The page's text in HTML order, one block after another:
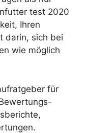
test 2020
Ihren
darin, sich bei
wie möglich
für